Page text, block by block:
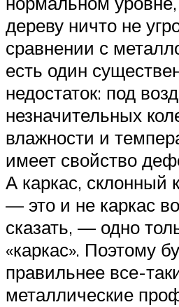
дереву ничто не
сравнении с
есть один
недостаток: под
незначительных
влажности и
имеет свойство
А каркас,
— это и не каркас
сказать, — одно
«каркас». Поэтому
правильнее все-
металлические